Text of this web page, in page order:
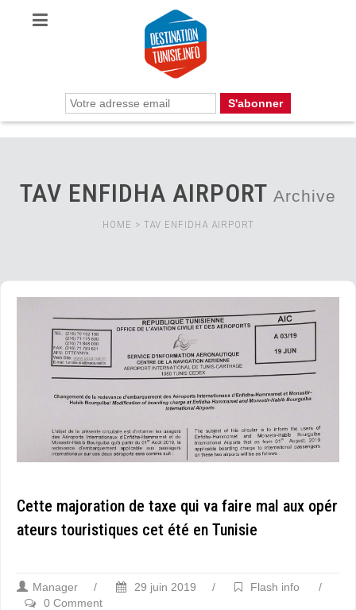
TAV ENFIDHA AIRPORT Archive
HOME > TAV ENFIDHA AIRPORT
Cette majoration de taxe qui va faire mal aux opér
ateurs touristiques cet été en Tunisie
Manager / 29 juin 2019 / Flash info
/
0 Comment